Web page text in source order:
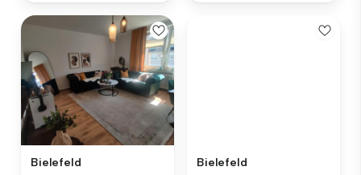
Bielefeld Bielefeld